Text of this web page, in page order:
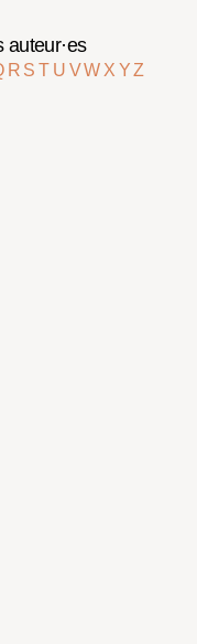
auteur·es
R ST U VW X YZ